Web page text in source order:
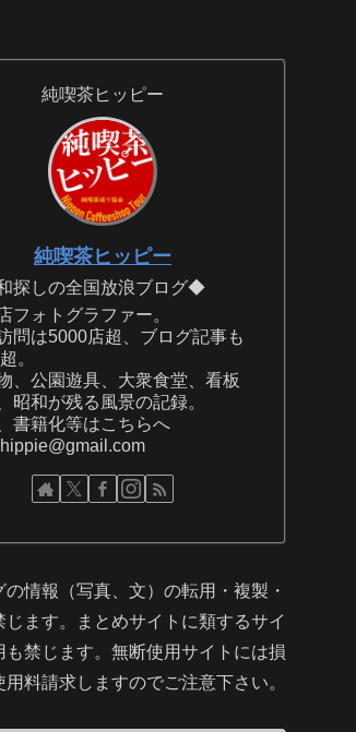
純喫茶ヒッピー
純喫茶ヒッピー
探しの全国放浪ブログ◆
フォトグラファー。
問は5000店超、ブログ記事も
。
、公園遊具、大衆食堂、看板
昭和が残る風景の記録。
書籍化等はこちらへ
情報（写真、文）の転用・複製・
じます。まとめサイトに類するサイ
も禁じます。無断使用サイトには損
料請求しますのでご注意下さい。